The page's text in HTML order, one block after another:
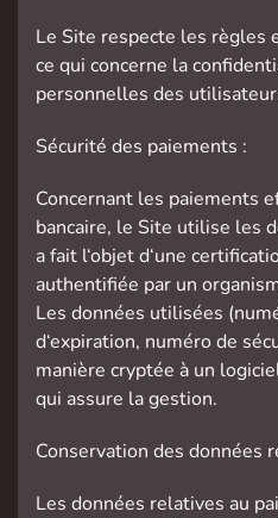
Le Site respecte les règles
ce qui concerne la
personnelles des
Sécurité des paiements :
Concernant les paiements
bancaire, le Site utilise les
a fait l‘objet d‘une
authentifiée par un
Les données utilisées
d‘expiration, numéro de
manière cryptée à un
qui assure la gestion.
Conservation des données
Les données relatives au